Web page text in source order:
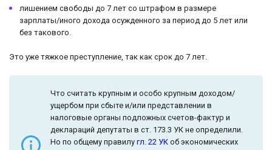
лишением свободы до 7 лет со штрафом в размере
зарплаты/иного дохода осужденного за период до 5 лет или
без такового.
Это уже тяжкое преступление, так как срок до 7 лет.
Что считать крупным и особо крупным доходом/
ущербом при сбыте и/или представлении в
налоговые органы подложных счетов-фактур и
деклараций депутаты в ст. 173.3 УК не определили.
Но по общему правилу гл. 22 УК об экономических